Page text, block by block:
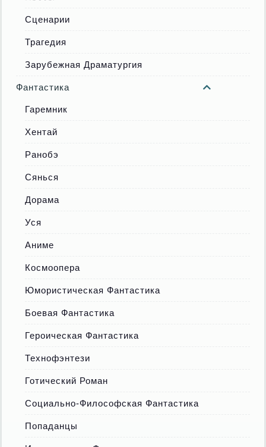
Сценарии
Трагедия
Зарубежная Драматургия
Фантастика
Гаремник
Хентай
Ранобэ
Сянься
Дорама
Уся
Аниме
Космоопера
Юмористическая Фантастика
Боевая Фантастика
Героическая Фантастика
Технофэнтези
Готический Роман
Социально-Философская Фантастика
Попаданцы